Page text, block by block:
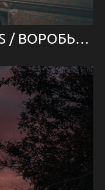
SPARROW MOUNTAINS / ВОРОБЬЁВЫ ГОРЫ